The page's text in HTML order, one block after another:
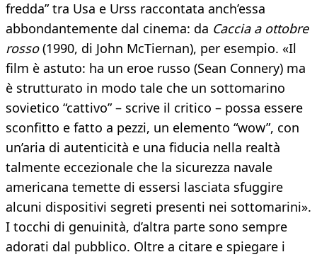
fredda” tra Usa e Urss raccontata anch’essa
abbondantemente dal cinema: da Caccia a ottobre
rosso(1990, di John McTiernan), per esempio. «Il
film è astuto: ha un eroe russo (Sean Connery) ma
è strutturato in modo tale che un sottomarino
sovietico “cattivo” – scrive il critico – possa essere
sconfitto e fatto a pezzi, un elemento “wow”, con
un’aria di autenticità e una fiducia nella realtà
talmente eccezionale che la sicurezza navale
americana temette di essersi lasciata sfuggire
alcuni dispositivi segreti presenti nei sottomarini».
I tocchi di genuinità, d’altra parte sono sempre
adorati dal pubblico. Oltre a citare e spiegare i